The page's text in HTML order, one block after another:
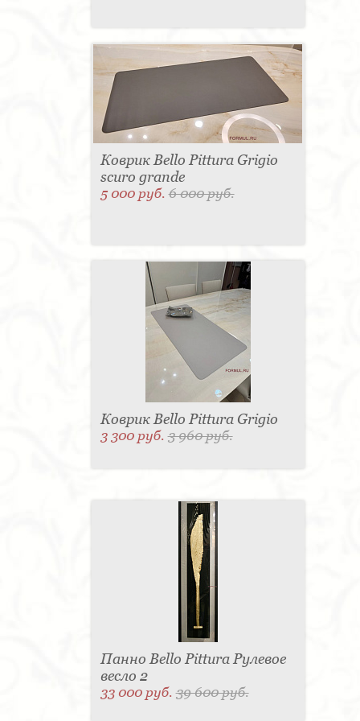
изготовления - вишня. В комплект гостиной входят
двухместный диван, стол, стулья, шкаф. Другие
детали обговариваются индивидуально с клиентом.
Компания Bello Pittura предлагает своим клиентам
красивую добротную мебель, которая будет идеально
вписываться в любую обстановку в классическом и
современном стиле.
“Формула успеха” ведёт сотрудничество с 1995 года,
радуя российских покупателей своими удивительными
разработками. Мы предлагаем вам оформить
услугами профессионального дизайнера.Менеджеры
зададут вам все вопросы, касающиеся ваших
пожеланий, требований. Срок изготовления мебели
по персональному проекту составляет 60-90 дней.
Найти наши координаты вы можете в специально
отведённом разделе нашего сайта.
Авторские панно из Италии – декор со вкусом.
Мелочи кухонного обихода
Коврик Bello Pittura Grigio
scuro grande
5 000 руб.6 000 руб.
Коврик Bello Pittura Grigio
3 300 руб.3 960 руб.
Панно Bello Pittura Рулевое
весло 2
33 000 руб.39 600 руб.